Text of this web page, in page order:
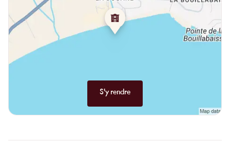
service de qualité malgré le monde". Ces témoignages reflètent
l'excellence du Filao Plage, tant par la qualité de sa cuisine que
par l'accueil exceptionnel de son personnel.
S'y rendre